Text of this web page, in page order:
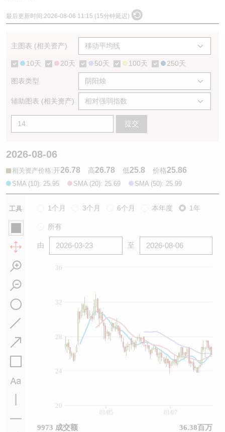
最后更新时间:2026-08-06 11:15 (15分钟延迟)
主图表 (相关资产)
10天 20天 50天 100天 250天
图表类型
辅助图表 (相关资产)
提交
2026-08-06
相关资产价格:开26.78 高26.78 低25.8 价格25.86
SMA (10): 25.95 SMA (20): 25.69 SMA (50): 25.99
工具 1个月 3个月 6个月 本年度 1年
所有
由 至
20
24
28
32
36
01/05 01/07
9973 成交额 36.38百万
引伸波幅比较图
认股证文件及公告
认股证文件及公告 (瑞信)
即将到期牛熊证
牛熊证到期结算价查找
牛熊证分析仪
牛熊证文件及公告
业绩及经济日历
AH 股价对照
ADR